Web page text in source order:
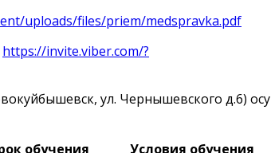
uploads/files/priem/medspravka.pdf
https://invite.viber.com/?
ул. Чернышевского д.6)
обучения Условия обучения